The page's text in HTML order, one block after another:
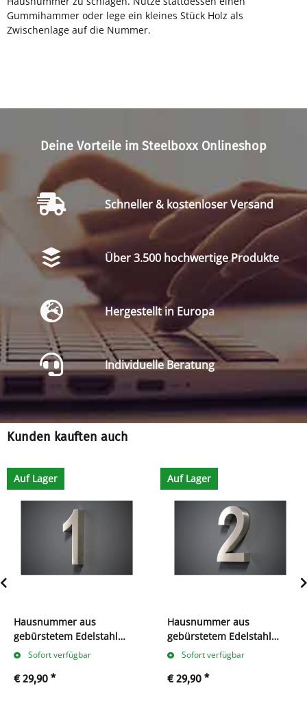
Gummihammer oder lege ein kleines Stück Holz als
Zwischenlage auf die Nummer.
Deine Vorteile im Steelboxx Onlineshop
Schneller & kostenloser Versand
Über 3.500 hochwertige Produkte
Hergestellt in Europa
Individuelle Beratung
Kunden kauften auch
Auf Lager
Hausnummer aus
gebürstetem Edelstahl
(Nr.1)Sofort verfügbar
€ 29,90 *
Auf Lager
Hausnummer aus
gebürstetem Edelstahl
(Nr.2)Sofort verfügbar
€ 29,90 *